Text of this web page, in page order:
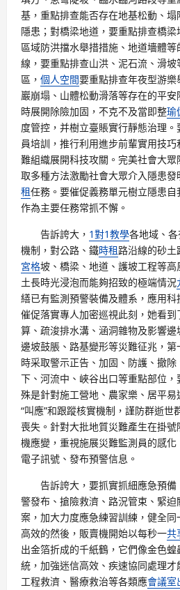
基，重點排查能否存在地基松動、
隱患；對橋梁地道，要重點排查橋
區域防洪擋水舉措措施、地道墻體
線，要重點排查山洪、泥石流、滑
區， 個人空間要重點排查年夜型游
巖崩塌、山體松動滑落等存在的平
時展開除險加固，不克不及當即整瑜
度管控，并樹立臺賬實行靜態治理
員培訓，推行利用進步前輩實用技
難組織展開科技攻關。完美社會大
取多種方法激勵社會大眾介入隱患
租任務。要催促義務單元樹立隱患自
作為主要任務常抓不懈。
告訴誇大， 1對1教學各地域、
機制，對公路、鐵時租路沿線的砂
宮格坡、橋梁、地道、護坡工程等
土長時光浸泡而能夠招致的極端情況
繕已有監測預警裝備及體系，應用
催促落實專人加密巡視此刻，她看
算、疏浚排水溝、涵洞雜物及影響
邊坡鼓脹、路基變形等災難征兆，
時采取警示正告、加固、防護、撤
下、河流中、峽谷出口等重點部位
殊是針對施工營地、農家樂、居平
“叫應”和跟蹤核實機制，謹防群逝
喪失。針對大批地質災難產生在掛
機應變，重視施展災難監測員的感
電子訊號、發布預警信息。
告訴誇大，要抓實抓細應急預備
警發布、搶險救濟、路況管束、緊
案，加大力度應急練習訓練，健全
高效的然後，販賣機開始以每秒一共
出金箔折成的千紙鶴，它們像金色
統，加強迷信高效、疾速協同處理才
工程救濟、醫療救治等各類應會議室